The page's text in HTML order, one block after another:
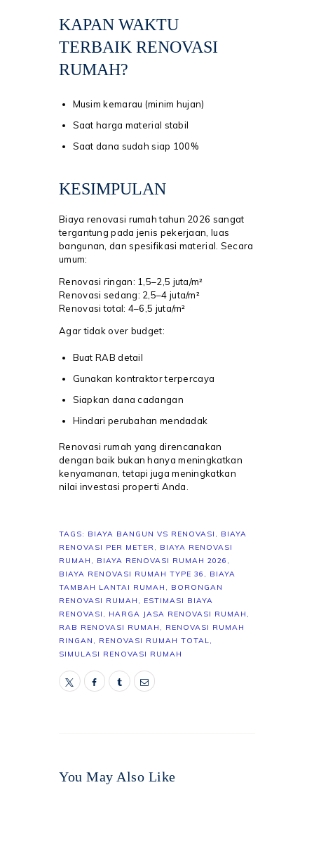
KAPAN WAKTU
TERBAIK RENOVASI
RUMAH?
Musim kemarau (minim hujan)
Saat harga material stabil
Saat dana sudah siap 100%
KESIMPULAN
Biaya renovasi rumah tahun 2026 sangat
tergantung pada jenis pekerjaan, luas
bangunan, dan spesifikasi material. Secara
umum:
Renovasi ringan: 1,5–2,5 juta/m²
Renovasi sedang: 2,5–4 juta/m²
Renovasi total: 4–6,5 juta/m²
Agar tidak over budget:
Buat RAB detail
Gunakan kontraktor terpercaya
Siapkan dana cadangan
Hindari perubahan mendadak
Renovasi rumah yang direncanakan
dengan baik bukan hanya meningkatkan
kenyamanan, tetapi juga meningkatkan
nilai investasi properti Anda.
TAGS: BIAYA BANGUN VS RENOVASI , BIAYA
RENOVASI PER METER, BIAYA RENOVASI
RUMAH , BIAYA RENOVASI RUMAH 2026 ,
BIAYA RENOVASI RUMAH TYPE 36 , BIAYA
TAMBAH LANTAI RUMAH , BORONGAN
RENOVASI RUMAH , ESTIMASI BIAYA
RENOVASI , HARGA JASA RENOVASI RUMAH ,
RAB RENOVASI RUMAH , RENOVASI RUMAH
RINGAN , RENOVASI RUMAH TOTAL,
SIMULASI RENOVASI RUMAH
You May Also Like